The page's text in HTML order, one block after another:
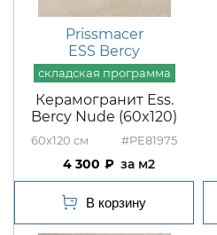
Prissmacer
ESS Bercy
Керамогранит Ess.
Bercy Nude (60x120)
60x120 #PE81975
4 300 м2